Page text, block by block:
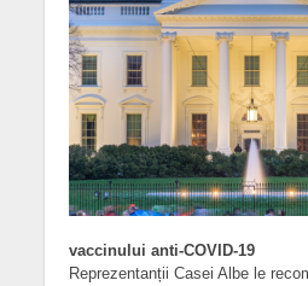
vaccinului anti-COVID-19
Reprezentanții Casei Albe le